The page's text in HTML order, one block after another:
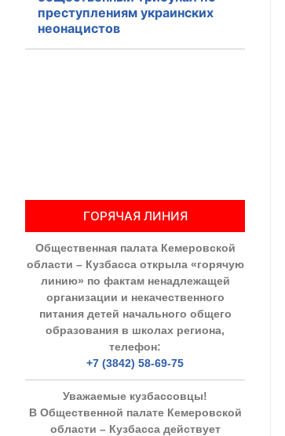
преступлениям украинских
неонацистов
ГОРЯЧАЯ ЛИНИЯ
Общественная палата Кемеровской
области – Кузбасса открыла «горячую
линию» по фактам ненадлежащей
организации и некачественного
питания детей начального общего
образования в школах региона,
телефон:
+7 (3842) 58-69-75
Уважаемые кузбассовцы!
В Общественной палате Кемеровской
области – Кузбасса действует